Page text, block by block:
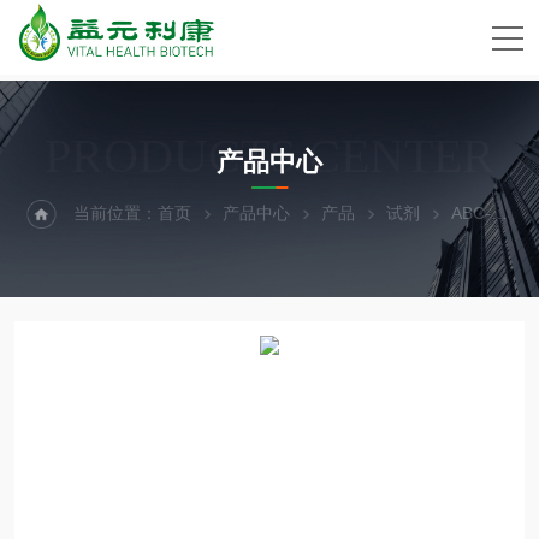
PRODUCTS CENTER
产品中心
当前位置：首页 产品中心 产品 试剂 ABC-TC3720人类神经细胞，未培养